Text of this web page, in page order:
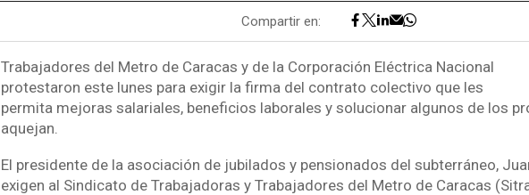
Compartir en:
Trabajadores del Metro de Caracas y de la Corporación Eléctrica Nacional
protestaron este lunes para exigir la firma del contrato colectivo que les
permita mejoras salariales, beneficios laborales y solucionar algunos de los
aquejan.
El presidente de la asociación de jubilados y pensionados del subterráneo,
exigen al Sindicato de Trabajadoras y Trabajadores del Metro de Caracas